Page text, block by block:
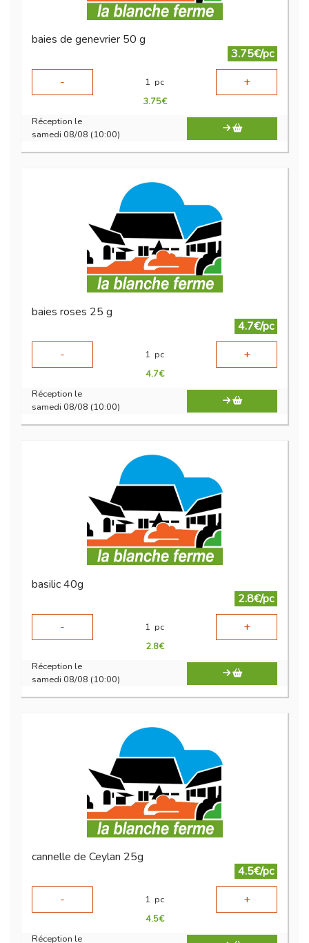
baies de genevrier 50 g
3.75€/pc
-
1 pc +
3.75€
Réception le
samedi 08/08 (10:00)
baies roses 25 g
4.7€/pc
-
1 pc +
4.7€
Réception le
samedi 08/08 (10:00)
basilic 40g
2.8€/pc
-
1 pc +
2.8€
Réception le
samedi 08/08 (10:00)
cannelle de Ceylan 25g
4.5€/pc
-
1 pc +
4.5€
Réception le